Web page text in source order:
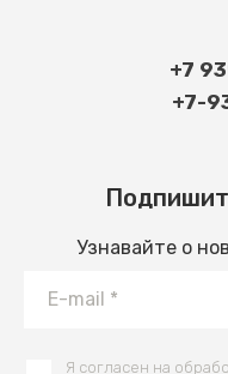
+7
+7-
Узнавайте о
Я согласен на